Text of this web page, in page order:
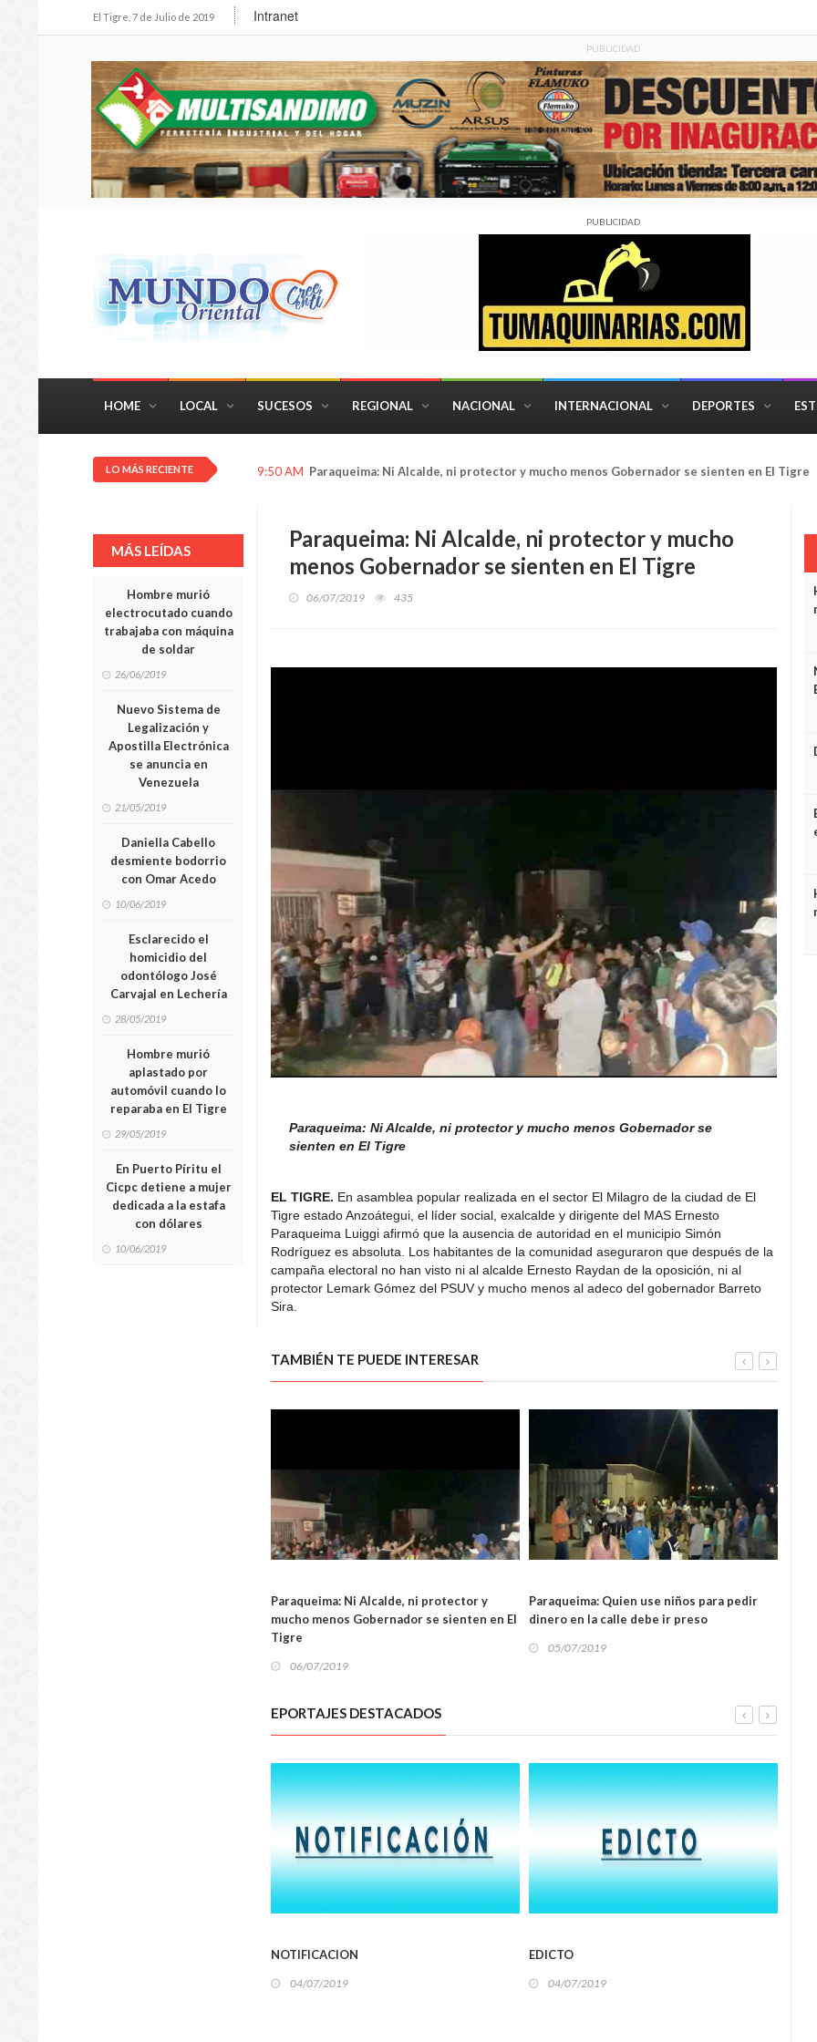
El Tigre, 7 de Julio de 2019 Intranet
PUBLICIDAD
PUBLICIDAD
HOME LOCAL SUCESOS REGIONAL NACIONAL INTERNACIONAL DEPORTES
LO MÁS RECIENTE 9:50 AM Paraqueima: Ni Alcalde, ni protector y mucho menos Gobernador se sienten en El Tigre
MÁS LEÍDAS
Hombre murió
electrocutado cuando
trabajaba con máquina
de soldar
26/06/2019
Nuevo Sistema de
Legalización y
Apostilla Electrónica
se anuncia en
Venezuela
21/05/2019
Daniella Cabello
desmiente bodorrio
con Omar Acedo
10/06/2019
Esclarecido el
homicidio del
odontólogo José
Carvajal en Lechería
28/05/2019
Hombre murió
aplastado por
automóvil cuando lo
reparaba en El Tigre
29/05/2019
En Puerto Píritu el
Cicpc detiene a mujer
dedicada a la estafa
con dólares
10/06/2019
Paraqueima: Ni Alcalde, ni protector y mucho
menos Gobernador se sienten en El Tigre
06/07/2019 435
Paraqueima: Ni Alcalde, ni protector y mucho menos Gobernador se
sienten en El Tigre
EL TIGRE. En asamblea popular realizada en el sector El Milagro de la ciudad de El
Tigre estado Anzoátegui, el líder social, exalcalde y dirigente del MAS Ernesto
Paraqueima Luiggi afirmó que la ausencia de autoridad en el municipio Simón
Rodríguez es absoluta. Los habitantes de la comunidad aseguraron que después de la
campaña electoral no han visto ni al alcalde Ernesto Raydan de la oposición, ni al
protector Lemark Gómez del PSUV y mucho menos al adeco del gobernador Barreto
Sira.
TAMBIÉN TE PUEDE INTERESAR
LOCAL
Paraqueima: Ni Alcalde, ni protector y
mucho menos Gobernador se sienten en El
Tigre
06/07/2019
Paraqueima: Quien use niños para pedir
dinero en la calle debe ir preso
05/07/2019
EPORTAJES DESTACADOS
NOTIFICACION
04/07/2019
EDICTO
04/07/2019